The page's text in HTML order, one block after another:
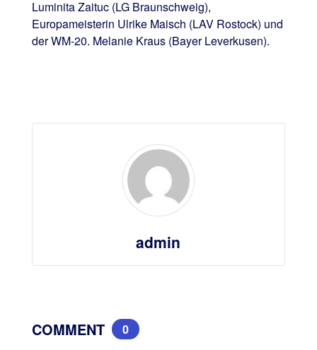
Luminita Zaituc (LG Braunschweig),
Europameisterin Ulrike Maisch (LAV Rostock) und
der WM-20. Melanie Kraus (Bayer Leverkusen).
admin
COMMENT 0